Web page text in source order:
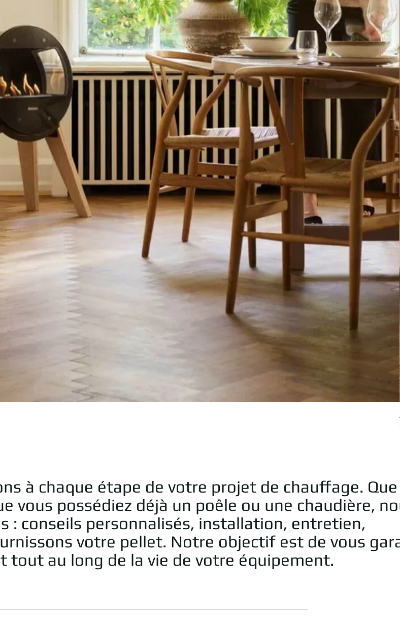
à chaque étape de votre projet de chauffage.
vous possédiez déjà un poêle ou une chaudière,
: conseils personnalisés, installation, entretien,
votre pellet. Notre objectif est de vous
au long de la vie de votre équipement.